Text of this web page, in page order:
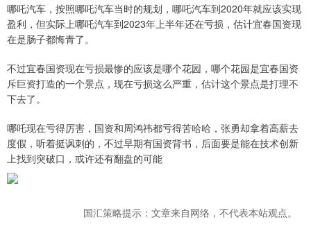
哪吒汽车，按照哪吒汽车当时的规划，哪吒汽车到2020年就应该实现
盈利，但实际上哪吒汽车到2023年上半年还在亏损，估计宜春国资现
在是肠子都悔青了。
不过宜春国资现在亏损最惨的应该是哪个花园，哪个花园是宜春国资
斥巨资打造的一个景点，现在亏损这么严重，估计这个景点是打理不
下去了。
哪吒现在亏得厉害，国资和周鸿祎都亏得苦哈哈，张勇却拿着高薪去
度假，听着挺讽刺的，不过早期有国资背书，后面要是能在技术创新
上找到突破口，或许还有翻盘的可能
国汇策略提示：文章来自网络，不代表本站观点。